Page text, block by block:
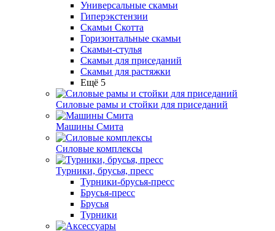
Универсальные скамьи
Гиперэкстензии
Скамьи Скотта
Горизонтальные скамьи
Скамьи-стулья
Скамьи для приседаний
Скамьи для растяжки
Ещё 5
Силовые рамы и стойки для приседаний
Машины Смита
Силовые комплексы
Турники, брусья, пресс
Турники-брусья-пресс
Брусья-пресс
Брусья
Турники